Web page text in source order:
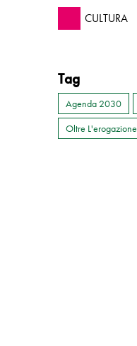
CULTURA
Tag
Agenda 2030
Oltre L'erogazione